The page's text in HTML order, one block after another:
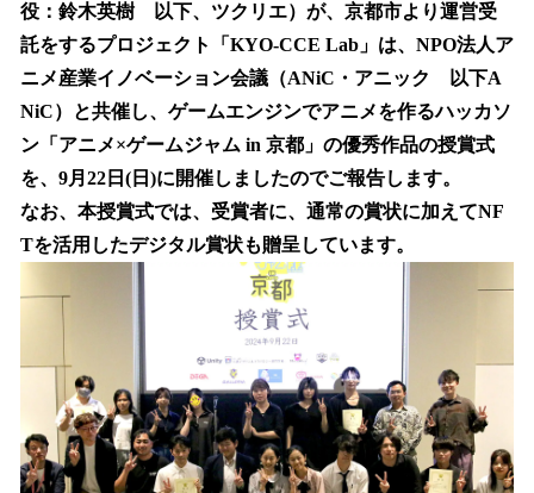
を
読
み
込
み
中
で
す
役：鈴木英樹 以下、ツクリエ）が、京都市より運営受
託をするプロジェクト「KYO-CCE Lab」は、NPO法人ア
ニメ産業イノベーション会議（ANiC・アニック 以下A
NiC）と共催し、ゲームエンジンでアニメを作るハッカソ
ン「アニメ×ゲームジャム in 京都」の優秀作品の授賞式
を、9月22日(日)に開催しましたのでご報告します。
なお、本授賞式では、受賞者に、通常の賞状に加えてNF
Tを活用したデジタル賞状も贈呈しています。